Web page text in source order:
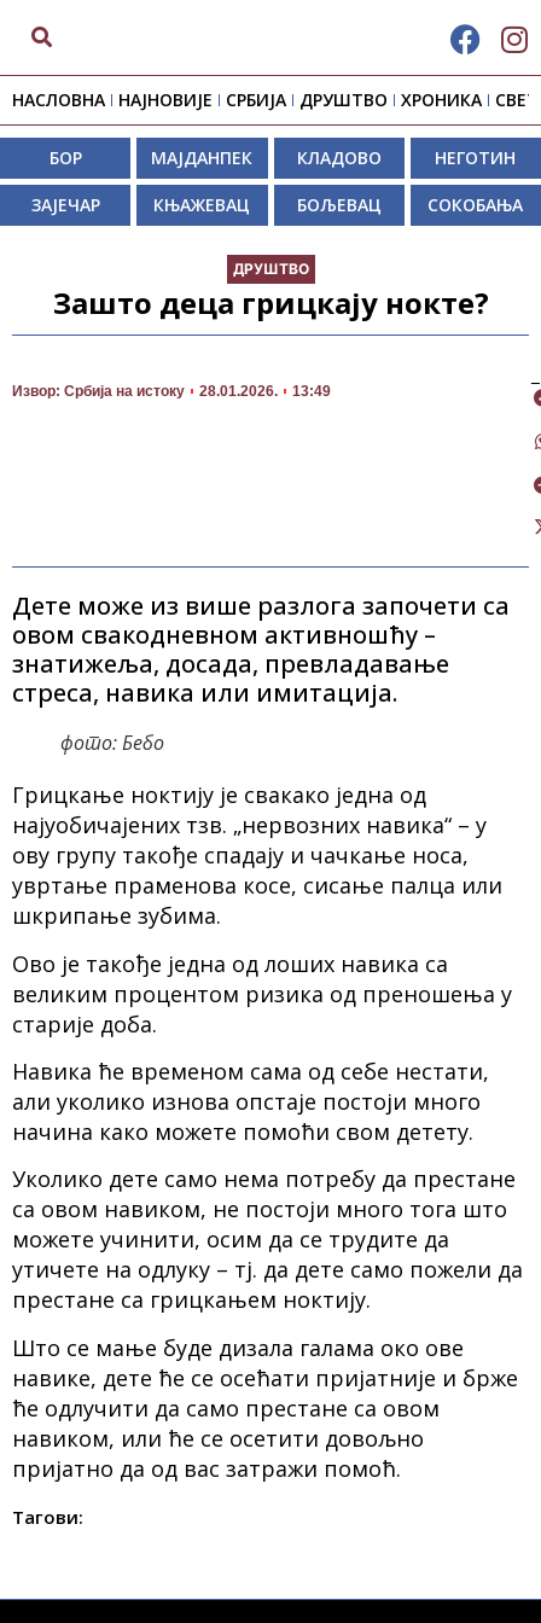
НАСЛОВНА НАЈНОВИЈЕ СРБИЈА ДРУШТВО ХРОНИКА СВЕТ
БОР МАЈДАНПЕК КЛАДОВО НЕГОТИН
ЗАЈЕЧАР КЊАЖЕВАЦ БОЉЕВАЦ СОКОБАЊА
ДРУШТВО
Зашто деца грицкају нокте?
Извор: Србија на истоку 28.01.2026. 13:49
Дете може из више разлога започети са
овом свакодневном активношћу –
знатижеља, досада, превладавање
стреса, навика или имитација.
фото: Бебо
Грицкање ноктију је свакако једна од
најуобичајених тзв. „нервозних навика“ – у
ову групу такође спадају и чачкање носа,
увртање праменова косе, сисање палца или
шкрипање зубима.
Ово је такође једна од лоших навика са
великим процентом ризика од преношења у
старије доба.
Навика ће временом сама од себе нестати,
али уколико изнова опстаје постоји много
начина како можете помоћи свом детету.
Уколико дете само нема потребу да престане
са овом навиком, не постоји много тога што
можете учинити, осим да се трудите да
утичете на одлуку – тј. да дете само пожели да
престане са грицкањем ноктију.
Што се мање буде дизала галама око ове
навике, дете ће се осећати пријатније и брже
ће одлучити да само престане са овом
навиком, или ће се осетити довољно
пријатно да од вас затражи помоћ.
Тагови: